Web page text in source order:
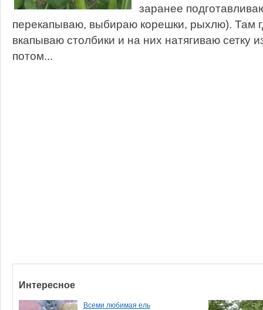
заранее
перекапываю, выбираю корешки, рыхлю). Там
вкапываю столбики и на них натягиваю сетку
потом...
Интересное
Всеми любимая ель